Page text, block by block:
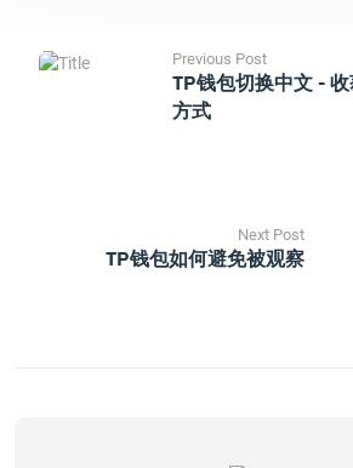
Previous Post
TP钱包切换中文 -
方式
Next Post
TP钱包如何避免被观察